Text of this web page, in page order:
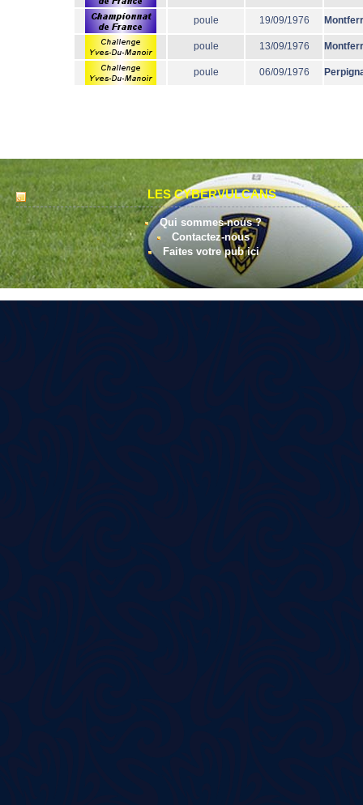
poule 19/09/1976
poule 13/09/1976
poule 06/09/1976
LES CYBERVULCANS
Qui sommes-nous ?
Contactez-nous
Faites votre pub ici